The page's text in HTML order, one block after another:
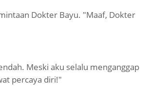
Dokter Bayu. "Maaf, Dokter
Meski aku selalu menganggap
percaya diri!"